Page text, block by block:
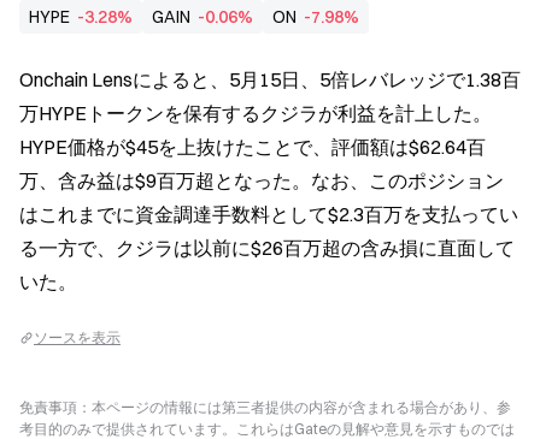
HYPE -3.28% GAIN -0.06% ON -7.98%
Onchain Lensによると、5月15日、5倍レバレッジで1.38百
万HYPEトークンを保有するクジラが利益を計上した。
HYPE価格が$45を上抜けたことで、評価額は$62.64百
万、含み益は$9百万超となった。なお、このポジション
はこれまでに資金調達手数料として$2.3百万を支払ってい
る一方で、クジラは以前に$26百万超の含み損に直面して
いた。
ソースを表示
免責事項：本ページの情報には第三者提供の内容が含まれる場合があり、参
考目的のみで提供されています。これらはGateの見解や意見を示すものでは